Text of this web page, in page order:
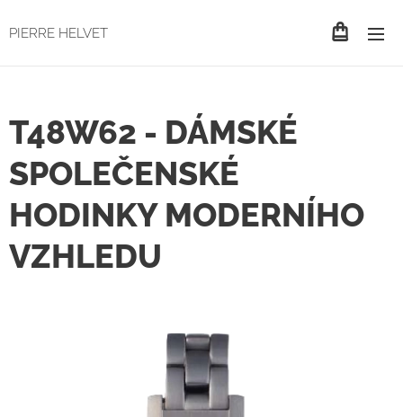
PIERRE HELVET
T48W62 - DÁMSKÉ
SPOLEČENSKÉ
HODINKY MODERNÍHO
VZHLEDU